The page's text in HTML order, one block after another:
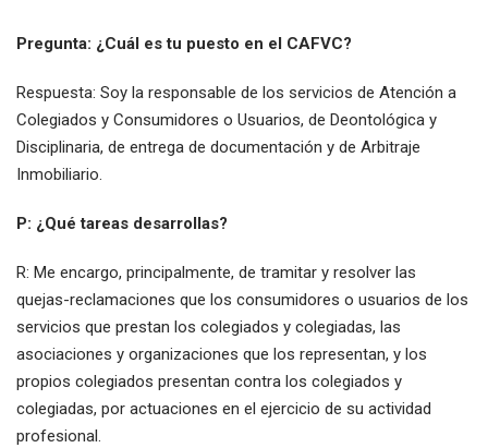
Pregunta: ¿Cuál es tu puesto en el CAFVC?
Respuesta: Soy la responsable de los servicios de Atención a
Colegiados y Consumidores o Usuarios, de Deontológica y
Disciplinaria, de entrega de documentación y de Arbitraje
Inmobiliario.
P: ¿Qué tareas desarrollas?
R: Me encargo, principalmente, de tramitar y resolver las
quejas-reclamaciones que los consumidores o usuarios de los
servicios que prestan los colegiados y colegiadas, las
asociaciones y organizaciones que los representan, y los
propios colegiados presentan contra los colegiados y
colegiadas, por actuaciones en el ejercicio de su actividad
profesional.